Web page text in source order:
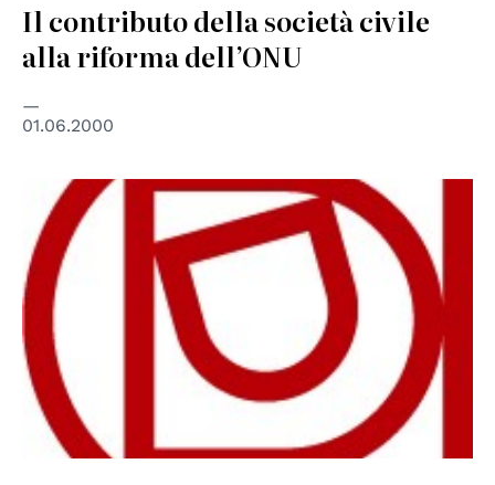
Il contributo della società civile
alla riforma dell’ONU
01.06.2000